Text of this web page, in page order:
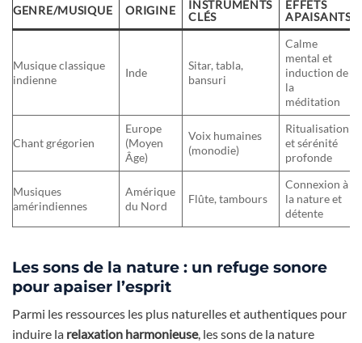
GENRE/MUSIQUE ORIGINE
INSTRUMENTS
CLÉS
EFFETS
APAISANTS
Musique classique
indienne
Inde
Sitar, tabla,
bansuri
Calme
mental et
induction de
la
méditation
Chant grégorien
Europe
(Moyen
Âge)
Voix humaines
(monodie)
Ritualisation
et sérénité
profonde
Musiques
amérindiennes
Amérique
du Nord
Flûte, tambours
Connexion à
la nature et
détente
Les sons de la nature : un refuge sonore
pour apaiser l’esprit
Parmi les ressources les plus naturelles et authentiques pour
induire la relaxation harmonieuse, les sons de la nature